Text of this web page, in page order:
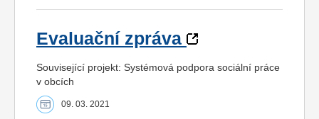
Evaluační zpráva
Související projekt: Systémová podpora sociální práce
v obcích
09. 03. 2021